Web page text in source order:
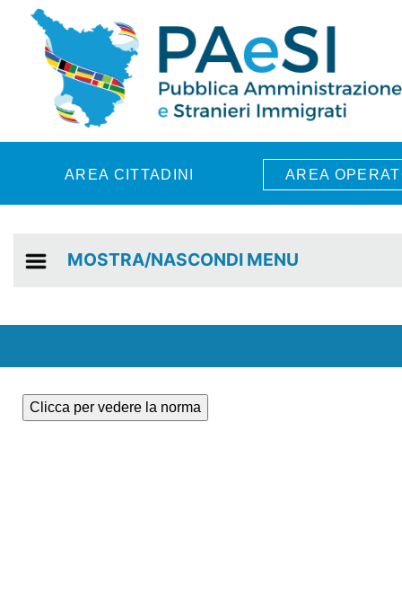
Skip to main content
AREA CITTADINI AREA
MOSTRA/NASCONDI MENU
Clicca per vedere la norma